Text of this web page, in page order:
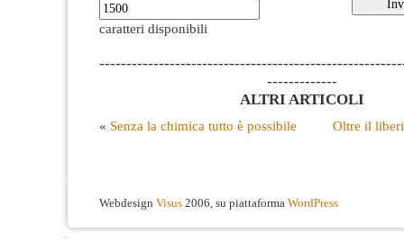
caratteri disponibili
-------------
ALTRI ARTICOLI
« Senza la chimica tutto è possibile Oltre il
Webdesign Visus 2006, su piattaforma WordPress